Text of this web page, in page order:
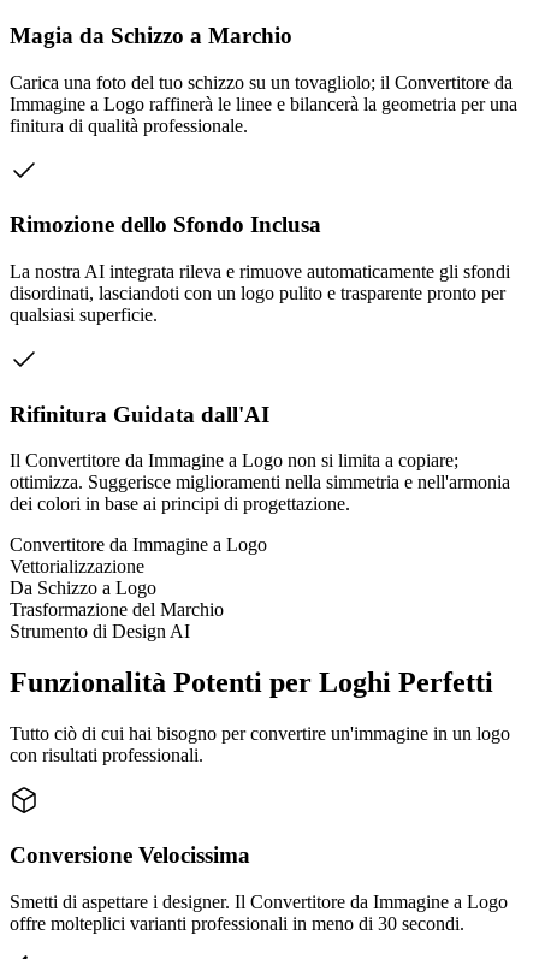
Magia da Schizzo a Marchio
Carica una foto del tuo schizzo su un tovagliolo; il Convertitore da
Immagine a Logo raffinerà le linee e bilancerà la geometria per una
finitura di qualità professionale.
Rimozione dello Sfondo Inclusa
La nostra AI integrata rileva e rimuove automaticamente gli sfondi
disordinati, lasciandoti con un logo pulito e trasparente pronto per
qualsiasi superficie.
Rifinitura Guidata dall'AI
Il Convertitore da Immagine a Logo non si limita a copiare;
ottimizza. Suggerisce miglioramenti nella simmetria e nell'armonia
dei colori in base ai principi di progettazione.
Convertitore da Immagine a Logo
Vettorializzazione
Da Schizzo a Logo
Trasformazione del Marchio
Strumento di Design AI
Funzionalità Potenti per Loghi Perfetti
Tutto ciò di cui hai bisogno per convertire un'immagine in un logo
con risultati professionali.
Conversione Velocissima
Smetti di aspettare i designer. Il Convertitore da Immagine a Logo
offre molteplici varianti professionali in meno di 30 secondi.